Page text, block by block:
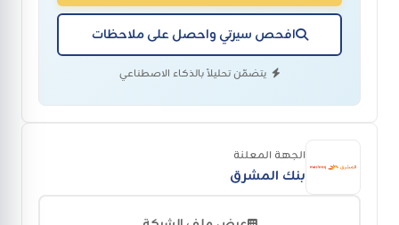
افحص سيرتي واحصل على ملاحظات
يتضمّن تحليلاً بالذكاء الاصطناعي
الجهة المعلنة
بنك المشرق